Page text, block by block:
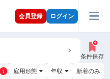
会員登録 ログイン
条件保存
1 雇用形態 年収 新着のみ